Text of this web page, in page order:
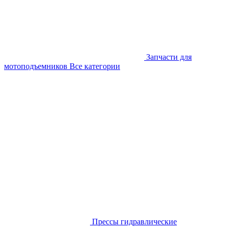
Запчасти для
мотоподъемников Все категории
Прессы гидравлические